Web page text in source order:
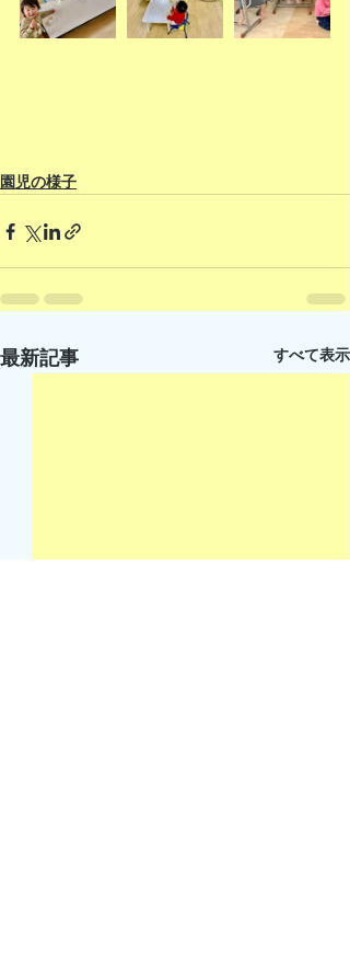
園児の様子
最新記事 すべて表示